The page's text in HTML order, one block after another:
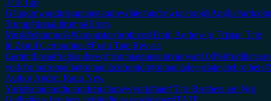
Tate Top
G#andrewandtristantate#andrewtate#andrewtatetopg#Anglia
Trump#donaldtrump#Elton
Musk#eltonmusk#famoustatebrothers#Frații Andrew şi Tristan Tate
in Ziarul Certitudinea#Fratii Tate Revista
Certitudinea#frațiiandrewşitristantatenusuntvinovati100%
york#onu#romania#romaniacoruption#romaniadeepstatetatebrothers
Author Andrei Ratiu New
York#seniorauthorandreiratiunewyork#tate#Tate Brothers are Not